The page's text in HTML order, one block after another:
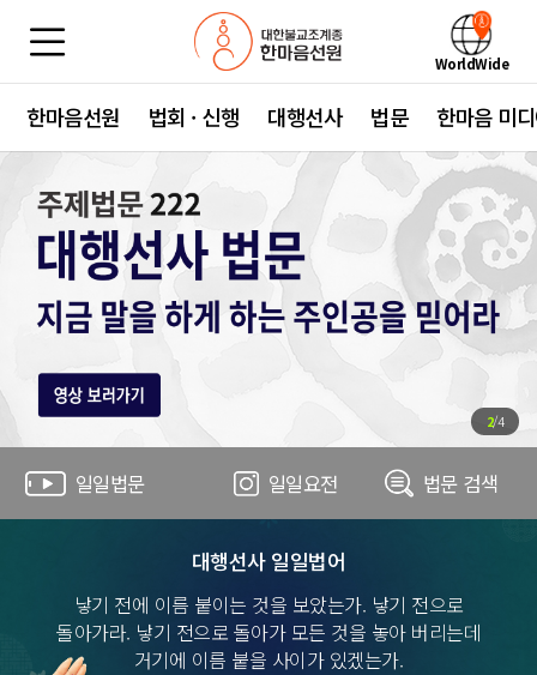
WorldWide
한마음선원 법회 · 신행 대행선사 법문 한마음 미
2/4
일일법문 일일요전 법문 검색
대행선사 일일법어
낳기 전에 이름 붙이는 것을 보았는가. 낳기 전으로
돌아가라. 낳기 전으로 돌아가 모든 것을 놓아 버리는데
거기에 이름 붙을 사이가 있겠는가.